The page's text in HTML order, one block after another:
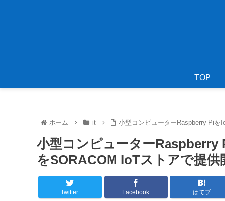
TOP
ホーム it 小型コンピューターRaspberry Piを
小型コンピューターRaspberry
をSORACOM IoTストアで提供
Twitter Facebook はてブ